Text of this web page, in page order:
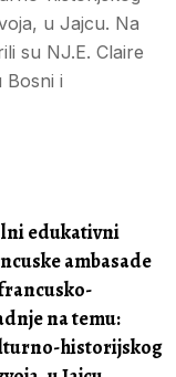
u Jajcu. Na
su NJ.E. Claire
Bosni i
edukativni
ambasade
na temu:
historijskog